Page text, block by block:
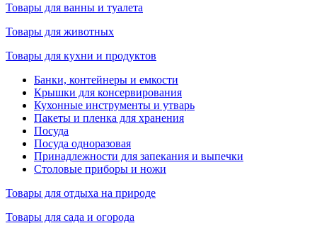
Товары для ванны и туалета
Товары для животных
Товары для кухни и продуктов
Банки, контейнеры и емкости
Крышки для консервирования
Кухонные инструменты и утварь
Пакеты и пленка для хранения
Посуда
Посуда одноразовая
Принадлежности для запекания и выпечки
Столовые приборы и ножи
Товары для отдыха на природе
Товары для сада и огорода